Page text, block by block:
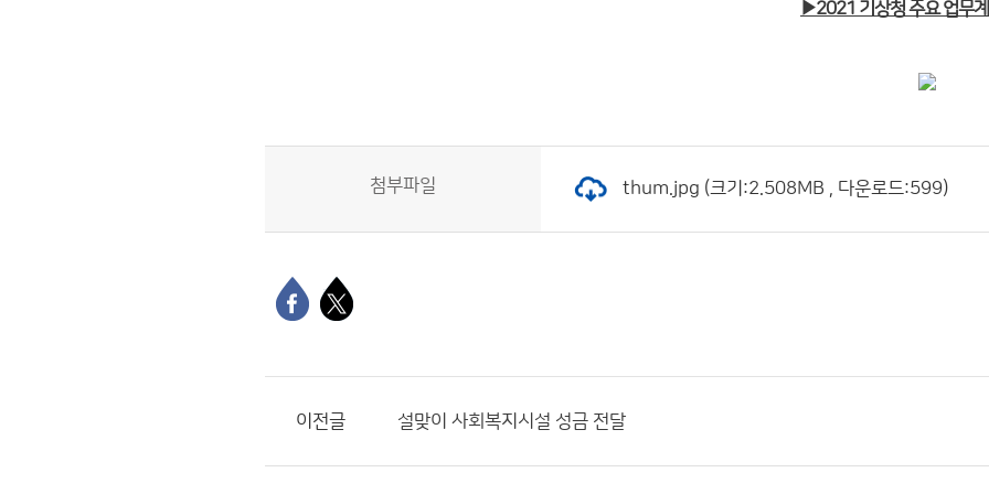
▶2021 기상청 주요 업무
첨부파일 thum.jpg (크기:2.508MB , 다운로드:599)
이전글 설맞이 사회복지시설 성금 전달